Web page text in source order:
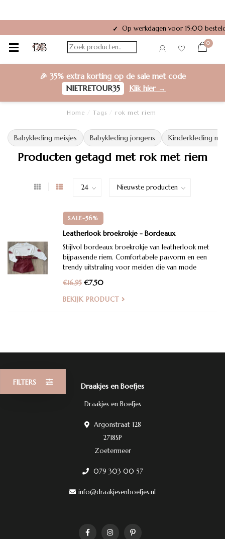
✓ Op werkdagen voor 15:00
0
🎉 35% extra kortingop de sale met code
NIETRETOUR35
Klik hier →
Home Tags rok met riem
Babykleding meisjes Babykleding jongens Kinderkleding
Producten getagd met rok met riem
FILTERS
SALE-56%
Leatherlook broekrokje - Bordeaux
Stijlvol bordeaux broekrokje van leatherlook met
bijpassende riem. Comfortabele pasvorm en een
trendy uitstraling voor meiden die van mode
houden.
€16,95 €7,50
BEKIJK PRODUCT
Draakjes en Boefjes
Draakjes en Boefjes
Argonstraat 128
2718SP
Zoetermeer
079 303 00 57
info@draakjesenboefjes.nl